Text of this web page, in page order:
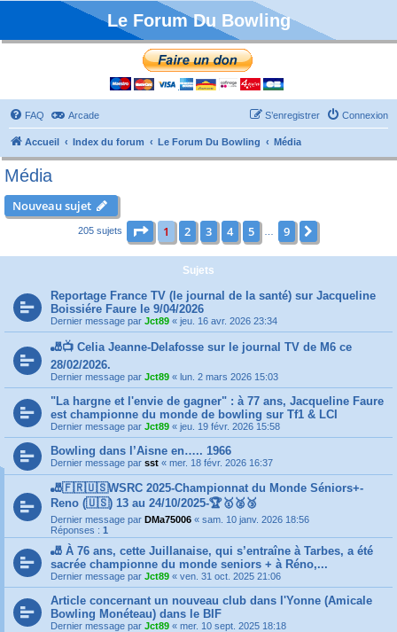
Le Forum Du Bowling
FAQ Arcade Connexion
S’enregistrer
Accueil Index du forum Le Forum Du Bowling Média
Média
Nouveau sujet
205 sujets Page sur9
1 2 3 4 5 9
Sujets
Reportage France TV (le journal de la santé) sur Jacqueline
Boissiére Faure le 9/04/2026
Dernier message par Jct89 « jeu. 16 avr. 2026 23:34
🎳📺 Celia Jeanne-Delafosse sur le journal TV de M6 ce
28/02/2026.
Dernier message par Jct89 « lun. 2 mars 2026 15:03
"La hargne et l'envie de gagner" : à 77 ans, Jacqueline Faure
est championne du monde de bowling sur Tf1 & LCI
Dernier message par Jct89 « jeu. 19 févr. 2026 15:58
Bowling dans l’Aisne en….. 1966
Dernier message par sst « mer. 18 févr. 2026 16:37
🎳🇫🇷🇺🇸WSRC 2025-Championnat du Monde Séniors+-
Reno (🇺🇸) 13 au 24/10/2025-🏆🥇🥈🥉
Dernier message par DMa75006 « sam. 10 janv. 2026 18:56
Réponses : 1
🎳 À 76 ans, cette Juillanaise, qui s’entraîne à Tarbes, a été
sacrée championne du monde seniors + à Réno,...
Dernier message par Jct89 « ven. 31 oct. 2025 21:06
Article concernant un nouveau club dans l'Yonne (Amicale
Bowling Monéteau) dans le BIF
Dernier message par Jct89 « mer. 10 sept. 2025 18:18